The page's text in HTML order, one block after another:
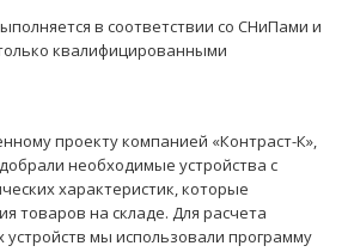
в соответствии со СНиПами и
квалифицированными
проекту компанией «Контраст-К»,
необходимые устройства с
характеристик, которые
товаров на складе. Для расчета
мы использовали программу